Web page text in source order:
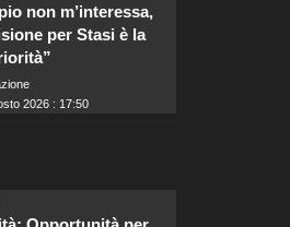
non m’interessa,
per Stasi è la
2026 : 17:50